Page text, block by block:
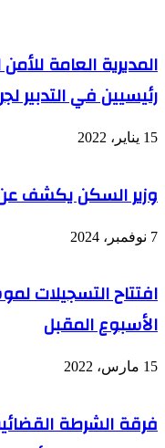
رئيسيين في التدبير
15 يناير، 2022
وزير السكن يكشف
7 نوفمبر، 2024
افتتاح التسجيلات
الأسبوع المقبل
15 مارس، 2022
فرقة الشرطة